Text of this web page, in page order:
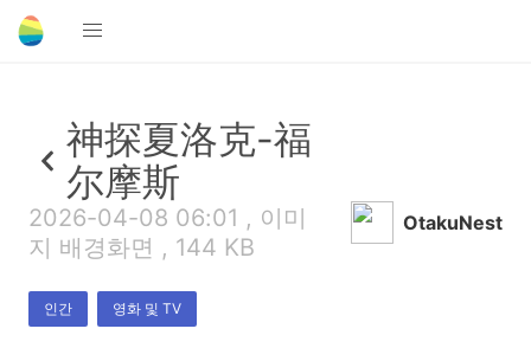
神探夏洛克-福
尔摩斯
2026-04-08 06:01 , 이미
지 배경화면 , 144 KB
인간 영화 및 TV
OtakuNest